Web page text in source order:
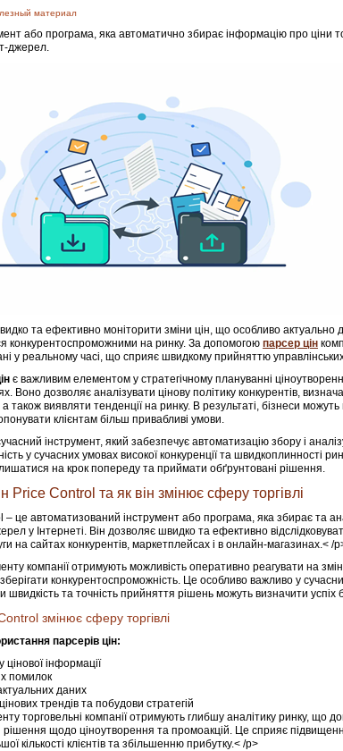
материал
або програма, яка автоматично збирає інформацію про ціни
джерел.
та ефективно моніторити зміни цін, що особливо актуально
конкурентоспроможними на ринку. За допомогою парсер цін
у реальному часі, що сприяє швидкому прийняттю
є важливим елементом у стратегічному плануванні
Воно дозволяє аналізувати цінову політику конкурентів,
а також виявляти тенденції на ринку. В результаті, бізнеси
клієнтам більш привабливі умови.
інструмент, який забезпечує автоматизацію збору і
у сучасних умовах високої конкуренції та швидкоплинності
на крок попереду та приймати обґрунтовані рішення.
Price Control та як він змінює сферу торгівлі
це автоматизований інструмент або програма, яка збирає та
у Інтернеті. Він дозволяє швидко та ефективно
на сайтах конкурентів, маркетплейсах і в онлайн-магазинах.< /
компанії отримують можливість оперативно реагувати на
зберігати конкурентоспроможність. Це особливо важливо у
швидкість та точність прийняття рішень можуть визначити успіх
змінює сферу торгівлі
парсерів цін:
інформації
помилок
даних
трендів та побудови стратегій
торговельні компанії отримують глибшу аналітику ринку, що
рішення щодо ціноутворення та промоакцій. Це сприяє
кількості клієнтів та збільшенню прибутку.< /p>